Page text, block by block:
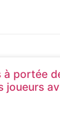
portée
joueurs